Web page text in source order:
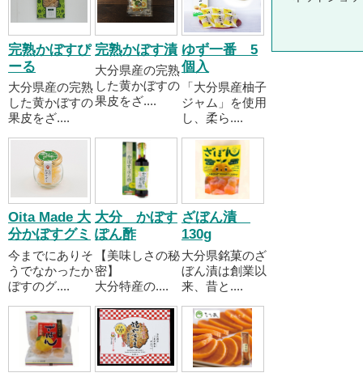
完熟かぼすぴ
ーる
大分県産の完熟
した黄かぼすの
果皮をざ....
完熟かぼす漬
大分県産の完熟
した黄かぼすの
果皮をざ....
ゆず一番 5
個入
「大分県産柚子
ジャム」を使用
し、柔ら....
Oita Made 大
分かぼすグミ
今までにありそ
うでなかったか
ぼすのグ....
大分 かぼす
ぽん酢
【美味しさの秘
密】
大分特産の....
ざぼん漬
130g
大分県銘菓のざ
ぼん漬は創業以
来、昔と....